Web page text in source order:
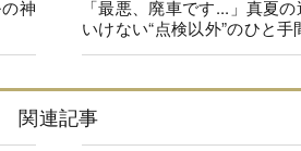
神
「最悪、廃車です...」真夏
いけない“点検以外”のひと手
関連記事